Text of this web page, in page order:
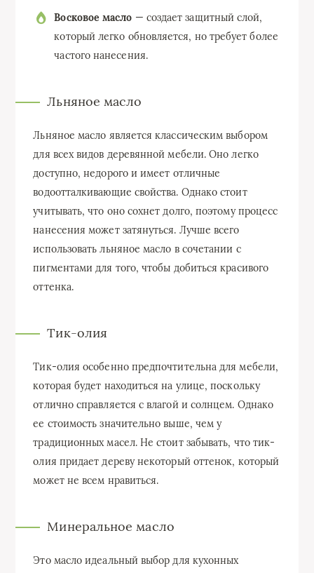
Восковое масло — создает защитный слой,
который легко обновляется, но требует более
частого нанесения.
Льняное масло
Льняное масло является классическим выбором
для всех видов деревянной мебели. Оно легко
доступно, недорого и имеет отличные
водоотталкивающие свойства. Однако стоит
учитывать, что оно сохнет долго, поэтому процесс
нанесения может затянуться. Лучше всего
использовать льняное масло в сочетании с
пигментами для того, чтобы добиться красивого
оттенка.
Тик-олия
Тик-олия особенно предпочтительна для мебели,
которая будет находиться на улице, поскольку
отлично справляется с влагой и солнцем. Однако
ее стоимость значительно выше, чем у
традиционных масел. Не стоит забывать, что тик-
олия придает дереву некоторый оттенок, который
может не всем нравиться.
Минеральное масло
Это масло идеальный выбор для кухонных